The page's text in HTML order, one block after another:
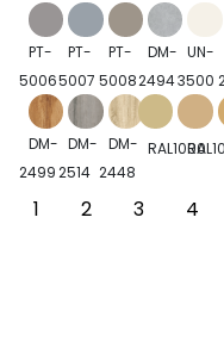
PT-
5006
PT-
5007
PT-
5008
DM-
2494
UN-
3500
DM-
2499
DM-
2514
DM-
2448
RAL1000
1 2 3 4